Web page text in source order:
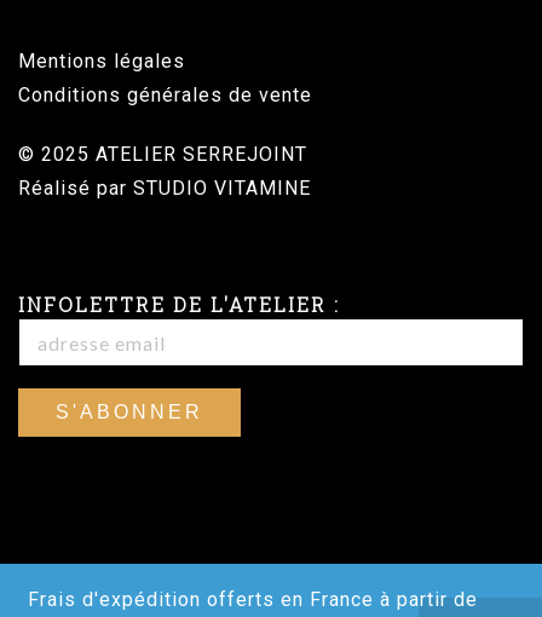
Mentions légales
Conditions générales de vente
© 2025 ATELIER SERREJOINT
Réalisé par STUDIO VITAMINE
INFOLETTRE DE L'ATELIER :
Frais d'expédition offerts en France à partir de